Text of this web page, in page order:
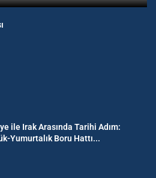
ile Irak Arasında Tarihi Adım:
Yumurtalık Boru Hattı...